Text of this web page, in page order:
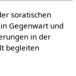
soratischen
Gegenwart und
in der
begleiten